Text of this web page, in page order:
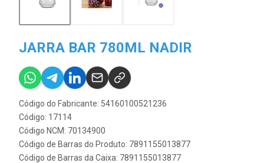
JARRA BAR 780ML NADIR
Código do Fabricante: 54160100521236
Código: 17114
Código NCM: 70134900
Código de Barras do Produto: 7891155013877
Código de Barras da Caixa: 7891155013877